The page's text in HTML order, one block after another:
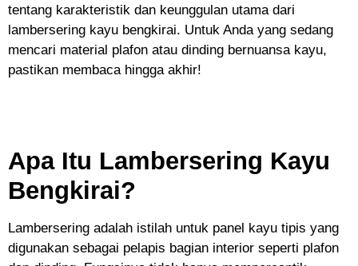
tentang karakteristik dan keunggulan utama dari
lambersering kayu bengkirai. Untuk Anda yang sedang
mencari material plafon atau dinding bernuansa kayu,
pastikan membaca hingga akhir!
Apa Itu Lambersering Kayu
Bengkirai?
Lambersering adalah istilah untuk panel kayu tipis yang
digunakan sebagai pelapis bagian interior seperti plafon